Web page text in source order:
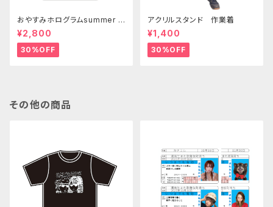
おやすみホログラムsummer T
シャツ
¥2,800
30%OFF
アクリルスタンド 作業着
¥1,400
30%OFF
その他の商品